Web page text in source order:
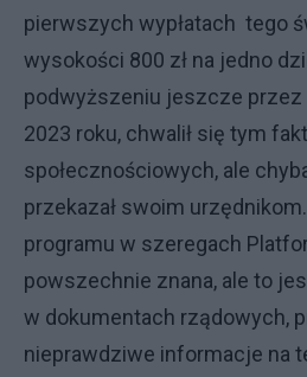
pierwszych wypłatach tego
wysokości 800 zł na jedno
podwyższeniu jeszcze przez
2023 roku, chwalił się tym
społecznościowych, ale
przekazał swoim
programu w szeregach
powszechnie znana, ale to
w dokumentach rządowych,
nieprawdziwe informacje na